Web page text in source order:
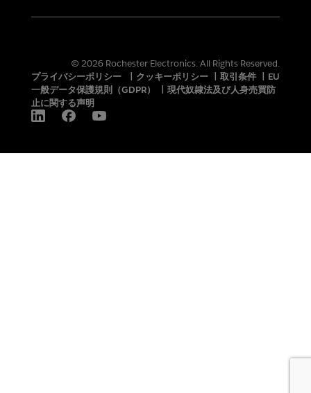
© 2026 Rochester Electronics. All Rights Reserved.
プライバシーポリシー
クッキーポリシー 取引条件
EU
一般データ保護規則（GDPR）
現代奴隷法及び人身売買防
止に関する声明